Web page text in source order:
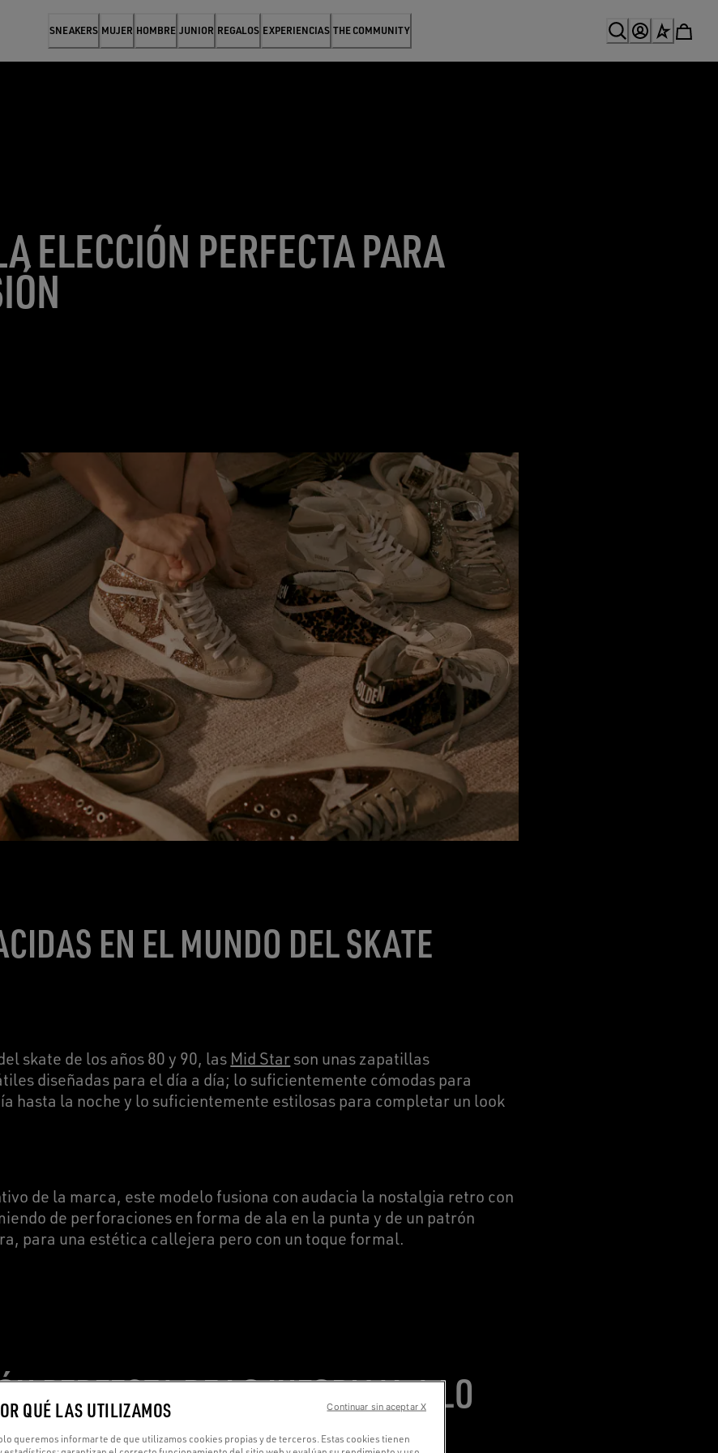
SNEAKERS MUJER HOMBRE JUNIOR REGALOS EXPERIENCIAS THE COMMUNITY
ELECCIÓN PERFECTA PARA
EN EL MUNDO DEL SKATE
skate de los años 80 y 90, las Mid Star son unas zapatillas
diseñadas para el día a día; lo suficientemente cómodas para
hasta la noche y lo suficientemente estilosas para completar un look
de la marca, este modelo fusiona con audacia la nostalgia retro con
de perforaciones en forma de ala en la punta y de un patrón
para una estética callejera pero con un toque formal.
PERFECTA DE LO INFORMAL A LO
QUÉ LAS UTILIZAMOS
queremos informarte de que utilizamos cookies propias y de terceros. Estas cookies tienen
Continuar sin aceptar X